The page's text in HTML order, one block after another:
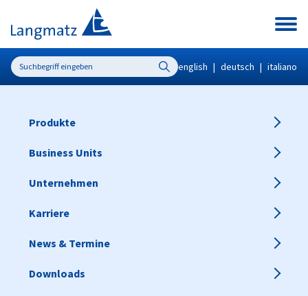
english | deutsch | italiano
Produkte
Business Units
Unternehmen
Karriere
News & Termine
Downloads